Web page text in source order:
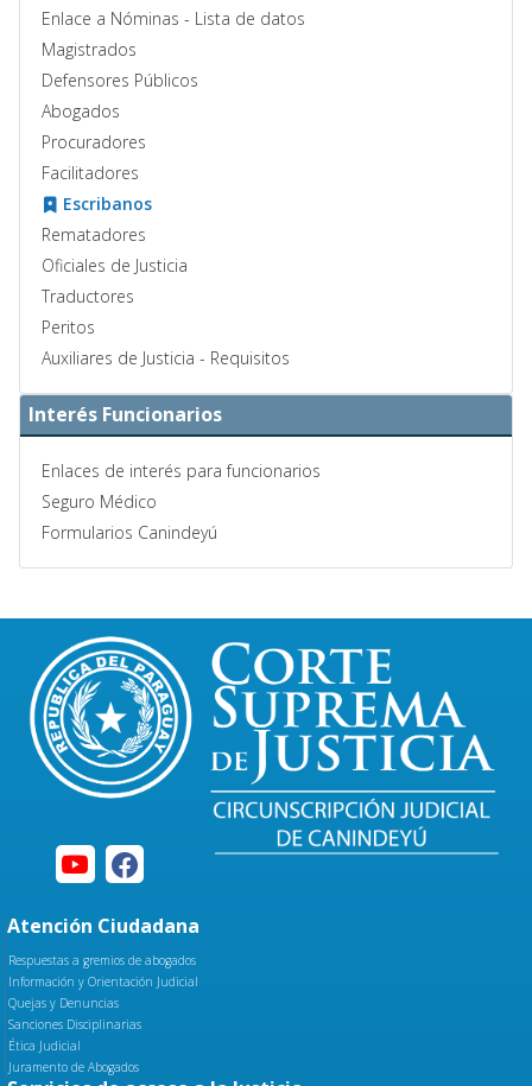
Enlace a Nóminas - Lista de datos
Magistrados
Defensores Públicos
Abogados
Procuradores
Facilitadores
Escribanos
Rematadores
Oficiales de Justicia
Traductores
Peritos
Auxiliares de Justicia - Requisitos
Interés Funcionarios
Enlaces de interés para funcionarios
Seguro Médico
Formularios Canindeyú
Atención Ciudadana
Respuestas a gremios de abogados
Información y Orientación Judicial
Quejas y Denuncias
Sanciones Disciplinarias
Ética Judicial
Juramento de Abogados